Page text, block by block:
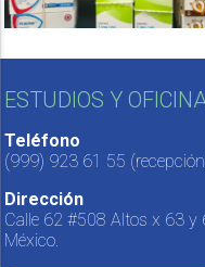
ESTUDIOS Y
Teléfono
(999) 923 61 55
Dirección
Calle 62 #508 Altos x 63 y
México.